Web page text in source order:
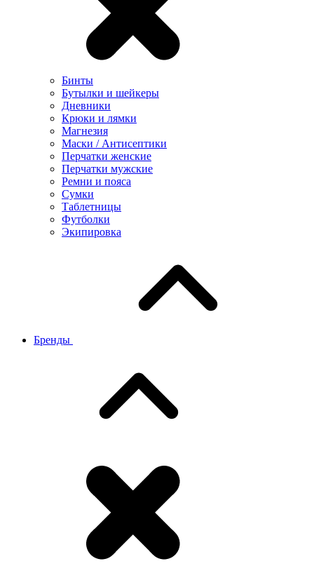
Бинты
Бутылки и шейкеры
Дневники
Крюки и лямки
Магнезия
Маски / Антисептики
Перчатки женские
Перчатки мужские
Ремни и пояса
Сумки
Таблетницы
Футболки
Экипировка
Бренды